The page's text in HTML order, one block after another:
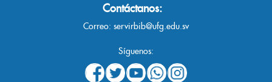
Contáctanos:
Correo: servirbib@ufg.edu.sv
Síguenos: